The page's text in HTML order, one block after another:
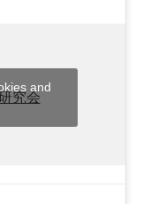
究会
and